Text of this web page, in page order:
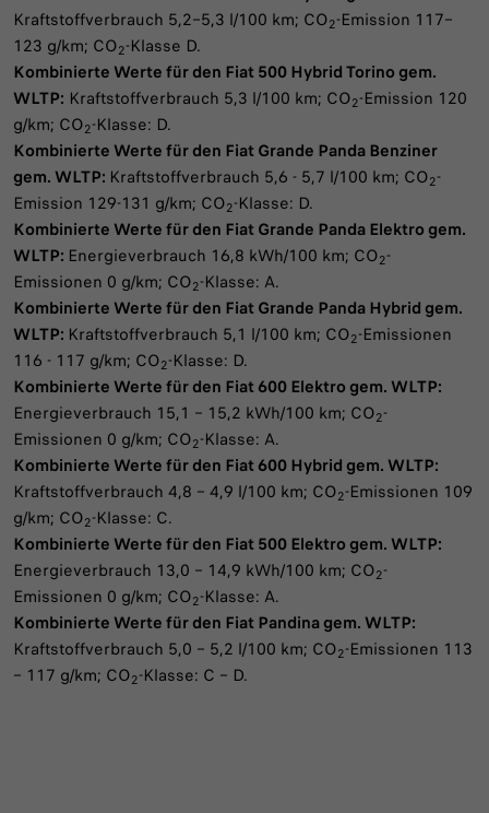
Kraftstoffverbrauch 5,2–5,3 l/100 km; CO2-Emission 117–
123 g/km; CO2-Klasse D.
Kombinierte Werte für den Fiat 500 Hybrid Torino gem.
WLTP: Kraftstoffverbrauch 5,3 l/100 km; CO2-Emission 120
g/km; CO2-Klasse: D.
Kombinierte Werte für den Fiat Grande Panda Benziner
gem. WLTP: Kraftstoffverbrauch 5,6 - 5,7 l/100 km; CO2-
Emission 129-131 g/km; CO2-Klasse: D.
Kombinierte Werte für den Fiat Grande Panda Elektro gem.
WLTP:​ Energieverbrauch 16,8 kWh/100 km;​ CO2-
Emissionen 0 g/km; CO2-Klasse: A.​​
Kombinierte Werte für den Fiat Grande Panda Hybrid gem.
WLTP:​ Kraftstoffverbrauch 5,1​ l/100 km; CO2-Emissionen
116 - 117 g/km; CO2-Klasse: D.​​​
Kombinierte Werte für den Fiat 600 Elektro gem. WLTP:​
Energieverbrauch 15,1 – 15,2 kWh/100 km;​ CO2-
Emissionen 0 g/km; CO2-Klasse: A.​
Kombinierte Werte für den Fiat 600 Hybrid gem. WLTP:
Kraftstoffverbrauch 4,8 – 4,9​ l/100 km; CO2-Emissionen 109
g/km; CO2-Klasse: C.​
Kombinierte Werte für den Fiat 500 Elektro gem. WLTP:
Energieverbrauch 13,0 – 14,9 kWh/100 km;​ CO2-
Emissionen 0 g/km; CO2-Klasse: A.​​
Kombinierte Werte für den Fiat Pandina gem. WLTP:​
Kraftstoffverbrauch 5,0 – 5,2 l/100 km; CO2-Emissionen 113
– 117 g/km; CO2-Klasse: C – D.​